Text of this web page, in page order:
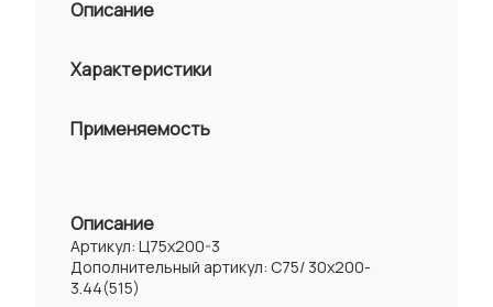
Описание
Характеристики
Применяемость
Описание
Артикул: Ц75х200-3
Дополнительный артикул: С75/ 30х200-
3.44(515)